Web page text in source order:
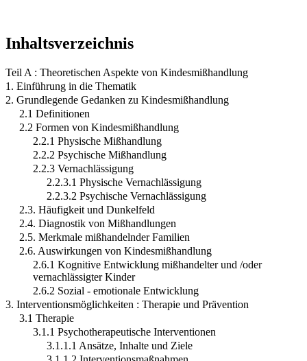
Inhaltsverzeichnis
Teil A : Theoretischen Aspekte von Kindesmißhandlung
1. Einführung in die Thematik
2. Grundlegende Gedanken zu Kindesmißhandlung
2.1 Definitionen
2.2 Formen von Kindesmißhandlung
2.2.1 Physische Mißhandlung
2.2.2 Psychische Mißhandlung
2.2.3 Vernachlässigung
2.2.3.1 Physische Vernachlässigung
2.2.3.2 Psychische Vernachlässigung
2.3. Häufigkeit und Dunkelfeld
2.4. Diagnostik von Mißhandlungen
2.5. Merkmale mißhandelnder Familien
2.6. Auswirkungen von Kindesmißhandlung
2.6.1 Kognitive Entwicklung mißhandelter und /oder
vernachlässigter Kinder
2.6.2 Sozial - emotionale Entwicklung
3. Interventionsmöglichkeiten : Therapie und Prävention
3.1 Therapie
3.1.1 Psychotherapeutische Interventionen
3.1.1.1 Ansätze, Inhalte und Ziele